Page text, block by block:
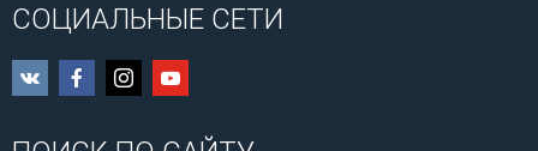
СОЦИАЛЬНЫЕ СЕТИ